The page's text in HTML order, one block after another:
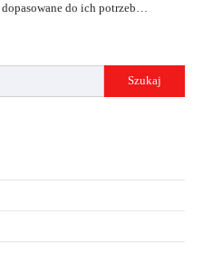
do ich potrzeb…
Szukaj